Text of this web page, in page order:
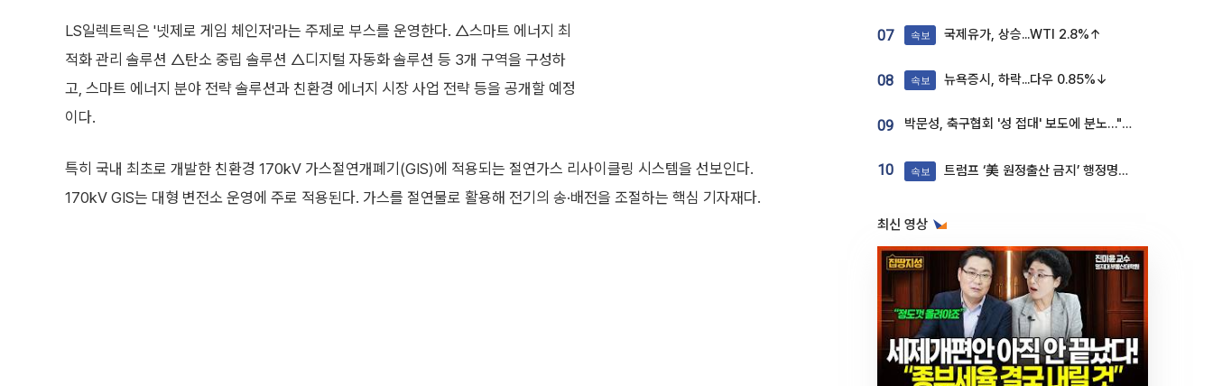
LS일렉트릭은 '넷제로 게임 체인저'라는 주제로 부스를 운영한다. △스마트 에너지 최
적화 관리 솔루션 △탄소 중립 솔루션 △디지털 자동화 솔루션 등 3개 구역을 구성하
고, 스마트 에너지 분야 전략 솔루션과 친환경 에너지 시장 사업 전략 등을 공개할 예정
이다.
특히 국내 최초로 개발한 친환경 170kV 가스절연개폐기(GIS)에 적용되는 절연가스 리사이클링 시스템을 선보인다.
170kV GIS는 대형 변전소 운영에 주로 적용된다. 가스를 절연물로 활용해 전기의 송·배전을 조절하는 핵심 기자재다.
07 속보 국제유가, 상승...WTI 2.8%↑
08 속보 뉴욕증시, 하락...다우 0.85%↓
09 박문성, 축구협회 '성 접대' 보도에 분노…"다 말아먹으려고 작정했나"
10 속보 트럼프 ‘美 원정출산 금지’ 행정명령 서명
최신 영상